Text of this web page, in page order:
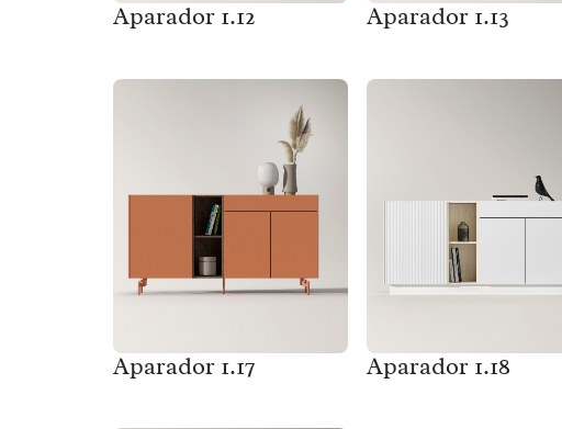
Aparador 1.12 Aparador 1.13
Aparador 1.17 Aparador 1.18